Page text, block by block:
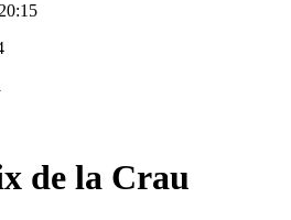
de la Crau